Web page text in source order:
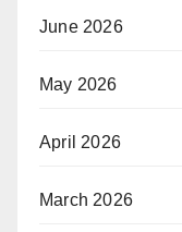
June 2026
May 2026
April 2026
March 2026